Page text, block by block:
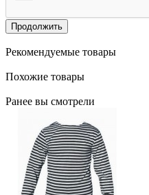
Продолжить
Рекомендуемые товары
Похожие товары
Ранее вы смотрели